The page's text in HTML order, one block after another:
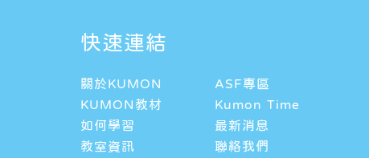
快速連結
關於KUMON
ASF專區
KUMON教材
Kumon Time
如何學習
最新消息
教室資訊
聯絡我們